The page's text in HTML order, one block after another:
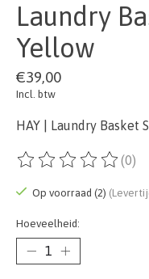
Laundry
Yellow
€39,00
Incl. btw
HAY | Laundry Basket
De beoordeling van
(0)
Op voorraad (2)
Hoeveelheid: